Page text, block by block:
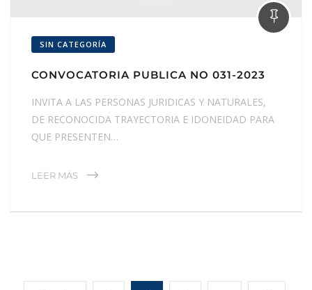
SIN CATEGORÍA
CONVOCATORIA PUBLICA NO 031-2023
INVITA A LAS PERSONAS JURIDICAS Y NATURALES,
DE RECONOCIDA TRAYECTORIA E IDONEIDAD PARA
QUE PRESENTEN…
LEER MÁS